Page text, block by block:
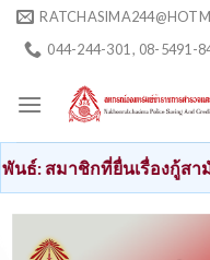
Skip
044-244-301 , 08-5491-
นเรื่องกู้สามัญตั้งแต่ วันที่